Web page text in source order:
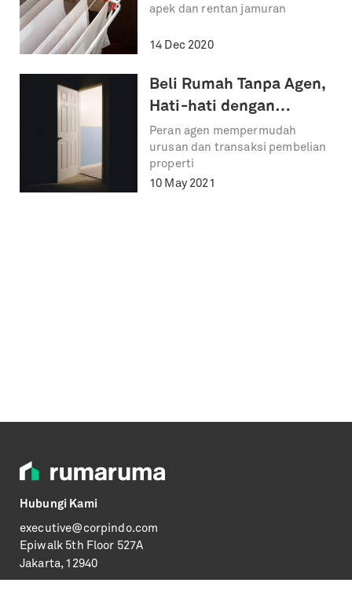
Berikut!
apek dan rentan jamuran
14 Dec 2020
Beli Rumah Tanpa Agen,
Hati-hati dengan
Resikonya!
Peran agen mempermudah
urusan dan transaksi pembelian
properti
10 May 2021
Hubungi Kami
executive@corpindo.com
Epiwalk 5th Floor 527A
Jakarta, 12940